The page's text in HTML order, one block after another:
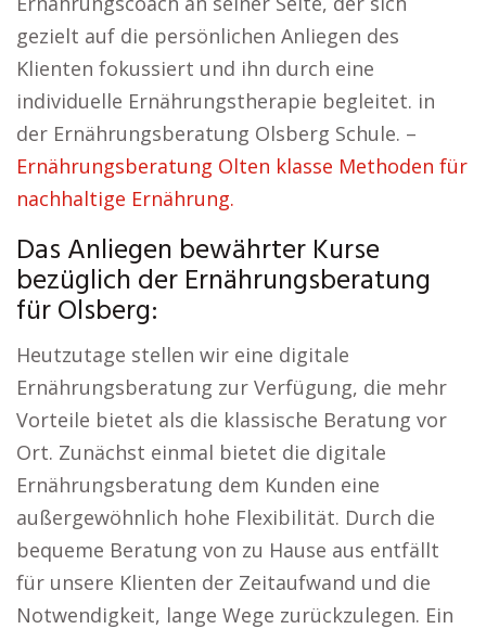
gezielt auf die persönlichen Anliegen des
Klienten fokussiert und ihn durch eine
individuelle Ernährungstherapie begleitet. in
der Ernährungsberatung Olsberg Schule. –
Ernährungsberatung Olten klasse Methoden für
nachhaltige Ernährung.
Das Anliegen bewährter Kurse
bezüglich der Ernährungsberatung
für Olsberg:
Heutzutage stellen wir eine digitale
Ernährungsberatung zur Verfügung, die mehr
Vorteile bietet als die klassische Beratung vor
Ort. Zunächst einmal bietet die digitale
Ernährungsberatung dem Kunden eine
außergewöhnlich hohe Flexibilität. Durch die
bequeme Beratung von zu Hause aus entfällt
für unsere Klienten der Zeitaufwand und die
Notwendigkeit, lange Wege zurückzulegen. Ein